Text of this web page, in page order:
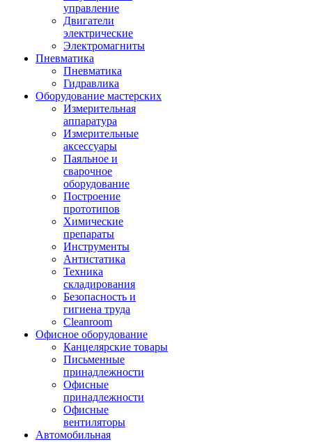
управление
Двигатели
электрические
Электромагниты
Пневматика
Пневматика
Гидравлика
Оборудование мастерских
Измерительная
аппаратура
Измерительные
аксессуары
Паяльное и
сварочное
оборудование
Построение
прототипов
Химические
препараты
Инструменты
Aнтистатика
Техника
складирования
Безопасность и
гигиена труда
Cleanroom
Офисное оборудование
Канцелярские товары
Письменные
принадлежности
Офисные
принадлежности
Офисные
вентиляторы
Автомобильная